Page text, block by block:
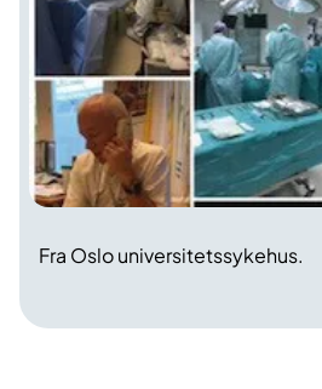
Fra Oslo universitetssykehus.